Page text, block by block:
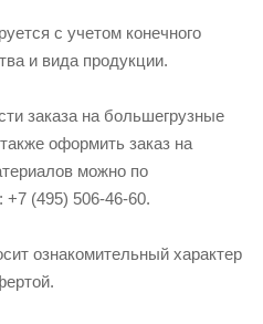
с учетом конечного
и вида продукции.
заказа на большегрузные
оформить заказ на
можно по
+7 (495) 506-46-60.
ознакомительный характер